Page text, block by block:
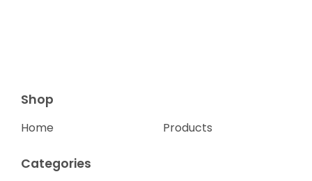
Shop
Home Products
Categories